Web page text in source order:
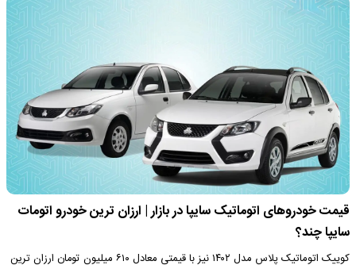
قیمت خودروهای اتوماتیک سایپا در بازار | ارزان ترین خودرو اتومات
سایپا چند؟
کوییک اتوماتیک پلاس مدل ۱۴۰۲ نیز با قیمتی معادل ۶۱۰ میلیون تومان ارزان ترین